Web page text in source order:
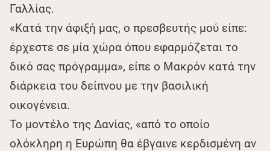
Γαλλίας.
«Κατά την άφιξή μας, ο πρεσβευτής μού είπε:
έρχεστε σε μία χώρα όπου εφαρμόζεται το
δικό σας πρόγραμμα», είπε ο Μακρόν κατά την
διάρκεια του δείπνου με την βασιλική
οικογένεια.
Το μοντέλο της Δανίας, «από το οποίο
ολόκληρη η Ευρώπη θα έβγαινε κερδισμένη αν